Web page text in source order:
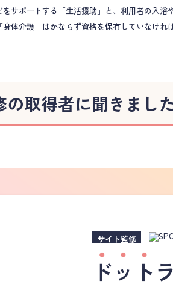
サポートする「生活援助」と、利用者の入
体介護」はかならず資格を保有していなけ
取得者に聞きまし
サイト監修
ドット